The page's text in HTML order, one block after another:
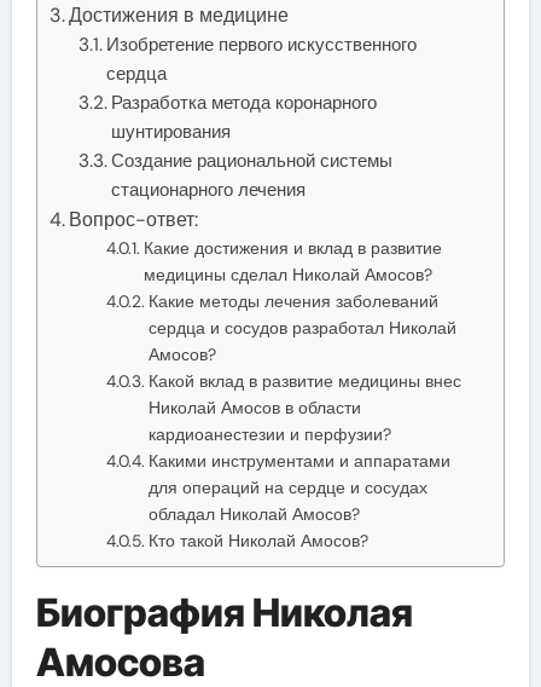
Достижения в медицине
Изобретение первого искусственного
сердца
Разработка метода коронарного
шунтирования
Создание рациональной системы
стационарного лечения
Вопрос-ответ:
Какие достижения и вклад в развитие
медицины сделал Николай Амосов?
Какие методы лечения заболеваний
сердца и сосудов разработал Николай
Амосов?
Какой вклад в развитие медицины внес
Николай Амосов в области
кардиоанестезии и перфузии?
Какими инструментами и аппаратами
для операций на сердце и сосудах
обладал Николай Амосов?
Кто такой Николай Амосов?
Биография Николая
Амосова